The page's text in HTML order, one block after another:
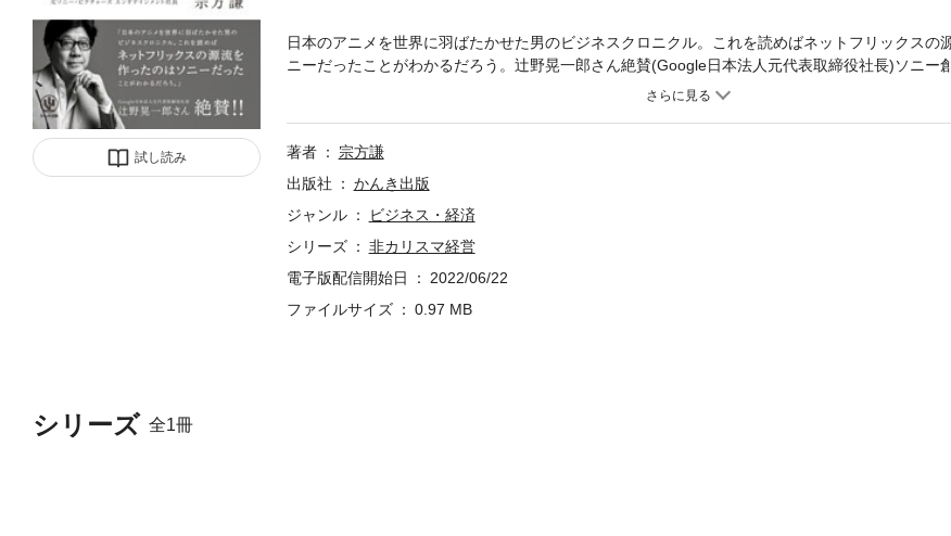
試し読み
シリーズ 全1冊
日本のアニメを世界に羽ばたかせた男のビジネスクロニクル。これを読めばネットフリックスの
ニーだったことがわかるだろう。辻野晃一郎さん絶賛(Google日本法人元代表取締役社長)ソニー
や大賀典雄氏らから直接薫陶を受け、38歳で、ソニーグループの社長に抜擢された著者の仕事と
著者
宗方謙
出版社
かんき出版
ジャンル
ビジネス・経済
シリーズ
非カリスマ経営
電子版配信開始日
2022/06/22
ファイルサイズ
0.97 MB